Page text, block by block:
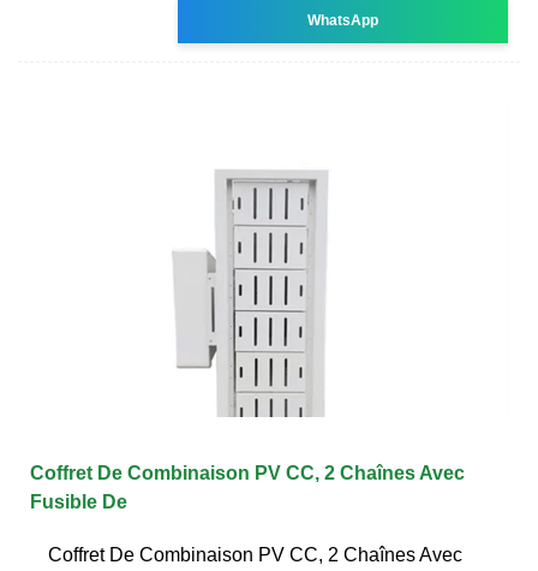
WhatsApp
Coffret De Combinaison PV CC, 2 Chaînes Avec
Fusible De
Coffret De Combinaison PV CC, 2 Chaînes Avec